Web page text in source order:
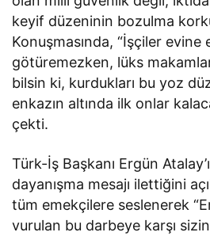
keyif düzeninin bozulma
Konuşmasında, “İşçiler evine
götüremezken, lüks
bilsin ki, kurdukları bu yoz
enkazın altında ilk onlar
çekti.
Türk-İş Başkanı Ergün
dayanışma mesajı ilettiğini
tüm emekçilere seslenerek
vurulan bu darbeye karşı